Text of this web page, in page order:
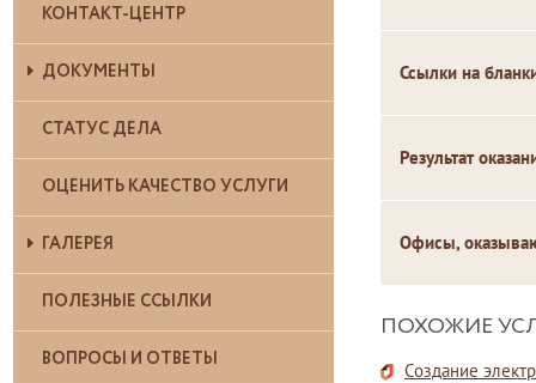
КОНТАКТ-ЦЕНТР
ДОКУМЕНТЫ
СТАТУС ДЕЛА
ОЦЕНИТЬ КАЧЕСТВО УСЛУГИ
ГАЛЕРЕЯ
ПОЛЕЗНЫЕ ССЫЛКИ
ВОПРОСЫ И ОТВЕТЫ
Ссылки на
Результат
Офисы,
ПОХОЖИЕ
Создание